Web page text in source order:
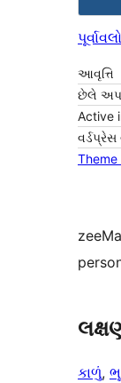
આવૃત્તિ
છેલે
Active
વર્ડપ્રેસ
કાળું,